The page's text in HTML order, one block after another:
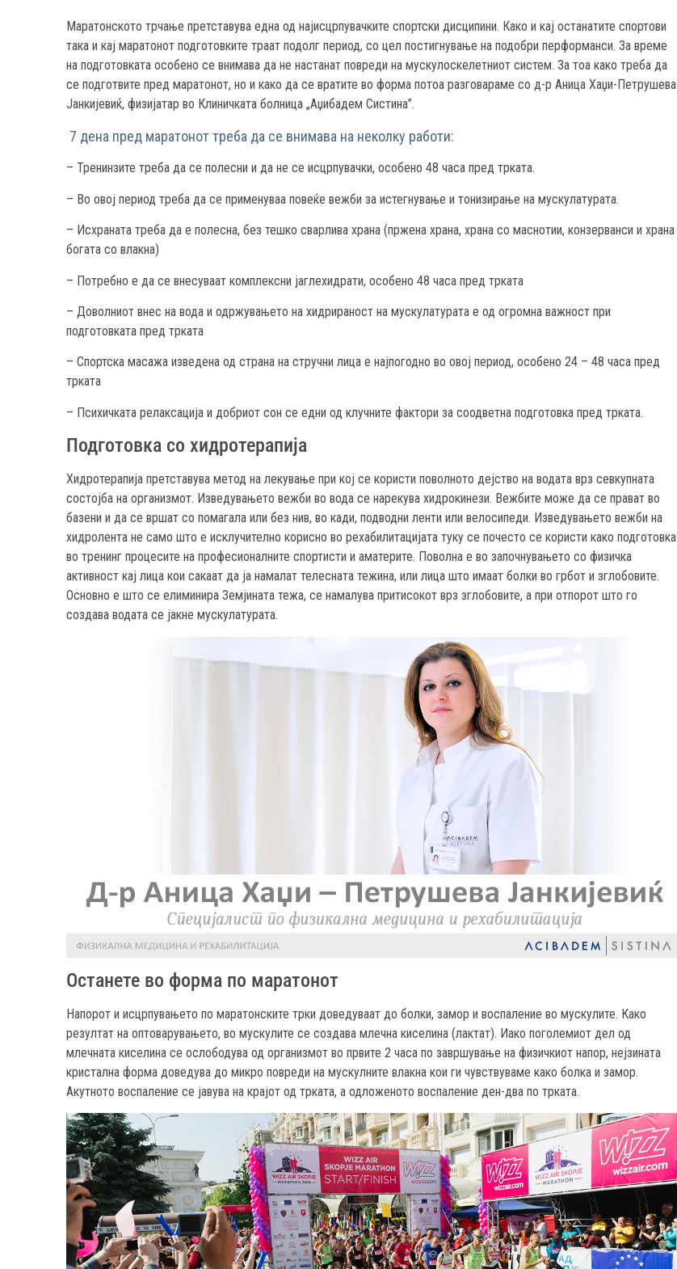
Маратонското трчање претставува една од најисцрпувачките спортски дисципини. Како и кај останатите спортови
така и кај маратонот подготовките траат подолг период, со цел постигнување на подобри перформанси. За време
на подготовката особено се внимава да не настанат повреди на мускулоскелетниот систем. За тоа како треба да
се подготвите пред маратонот, но и како да се вратите во форма потоа разговараме со д-р Аница Хаџи-Петрушева
Јанкијевиќ, физијатар во Клиничката болница „Аџибадем Систина”.
7 дена пред маратонот треба да се внимава на неколку работи:
– Тренинзите треба да се полесни и да не се исцрпувачки, особено 48 часа пред трката.
– Во овој период треба да се применуваа повеќе вежби за истегнување и тонизирање на мускулатурата.
– Исхраната треба да е полесна, без тешко сварлива храна (пржена храна, храна со маснотии, конзерванси и храна
богата со влакна)
– Потребно е да се внесуваат комплексни јаглехидрати, особено 48 часа пред трката
– Доволниот внес на вода и одржувањето на хидрираност на мускулатурата е од огромна важност при
подготовката пред трката
– Спортска масажа изведена од страна на стручни лица е најпогодно во овој период, особено 24 – 48 часа пред
трката
– Психичката релаксација и добриот сон се едни од клучните фактори за соодветна подготовка пред трката.
Подготовка со хидротерапија
Хидротерапија претставува метод на лекување при кој се користи поволното дејство на водата врз севкупната
состојба на организмот. Изведувањето вежби во вода се нарекува хидрокинези. Вежбите може да се прават во
базени и да се вршат со помагала или без нив, во кади, подводни ленти или велосипеди. Изведувањето вежби на
хидролента не само што е исклучително корисно во рехабилитацијата туку се почесто се користи како подготовка
во тренинг процесите на професионалните спортисти и аматерите. Поволна е во започнувањето со физичка
активност кај лица кои сакаат да ја намалат телесната тежина, или лица што имаат болки во грбот и зглобовите.
Основно е што се елиминира Земјината тежа, се намалува притисокот врз зглобовите, а при отпорот што го
создава водата се јакне мускулатурата.
Останете во форма по маратонот
Напорот и исцрпувањето по маратонските трки доведуваат до болки, замор и воспаление во мускулите. Како
резултат на оптоварувањето, во мускулите се создава млечна киселина (лактат). Иако поголемиот дел од
млечната киселина се ослободува од организмот во првите 2 часа по завршување на физичкиот напор, нејзината
кристална форма доведува до микро повреди на мускулните влакна кои ги чувствуваме како болка и замор.
Акутното воспаление се јавува на крајот од трката, а одложеното воспаление ден-два по трката.